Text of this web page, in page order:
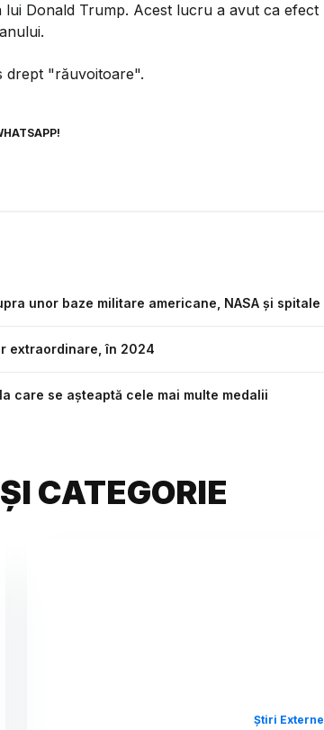
Donald Trump. Acest lucru a avut ca efect
drept "răuvoitoare".
unor baze militare americane, NASA și spitale
extraordinare, în 2024
care se așteaptă cele mai multe medalii
CATEGORIE
Știri Externe